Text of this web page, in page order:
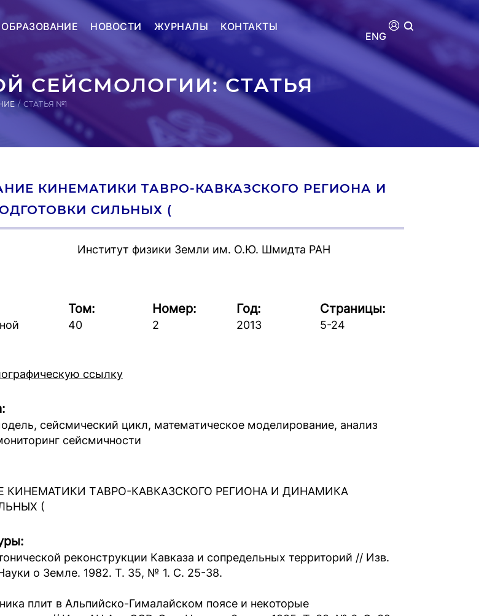
ОБРАЗОВАНИЕ НОВОСТИ ЖУРНАЛЫ
КОНТАКТЫ
ENG
СЕЙСМОЛОГИИ: СТАТЬЯ
СТАТЬЯ №1
КИНЕМАТИКИ TАВРО-КАВКАЗСКОГО РЕГИОНА И
СИЛЬНЫХ (
Институт физики Земли им. О.Ю. Шмидта РАН
Том:
40
Номер:
2
Год:
2013
Страницы:
5-24
ссылку
сейсмический цикл, математическое моделирование, анализ
сейсмичности
КИНЕМАТИКИ TАВРО-КАВКАЗСКОГО РЕГИОНА И ДИНАМИКА
(
реконструкции Кавказа и сопредельных территорий // Изв.
о Земле. 1982. Т. 35, № 1. С. 25-38.
плит в Альпийско-Гималайском поясе и некоторые